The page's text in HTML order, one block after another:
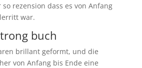
rezension dass es von Anfang
war.
buch
brillant geformt, und die
von Anfang bis Ende eine